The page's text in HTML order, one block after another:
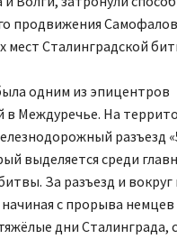
продвижения
мест Сталинградской
одним из эпицентров
в Междуречье. На
разъезд
выделяется среди
За разъезд и вокруг
с прорыва немцев
дни Сталинграда,